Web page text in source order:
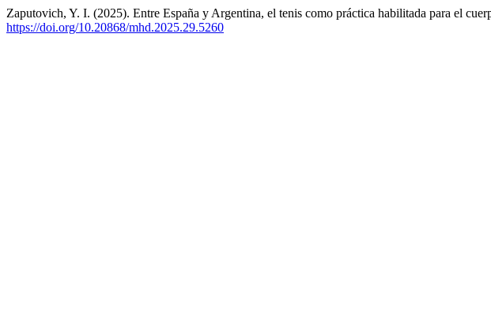
Zaputovich, Y. I. (2025). Entre España y Argentina, el tenis como práctica habilitada para el
https://doi.org/10.20868/mhd.2025.29.5260